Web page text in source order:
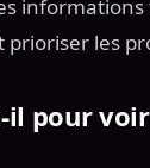
les
pour